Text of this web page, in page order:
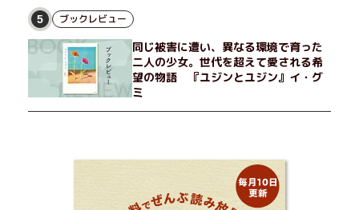
5 ブックレビュー
同じ被害に遭い、異なる環境で育った
二人の少女。世代を超えて愛される希
望の物語 『ユジンとユジン』イ・グ
ミ